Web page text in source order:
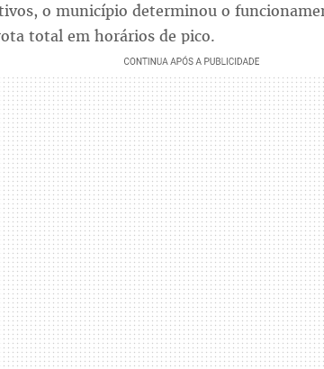
o município determinou o
total em horários de pico.